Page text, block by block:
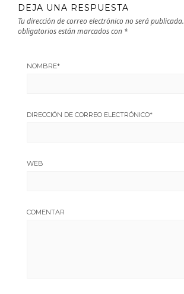
DEJA UNA RESPUESTA
Tu dirección de correo electrónico no será publicada.
obligatorios están marcados con *
NOMBRE*
DIRECCIÓN DE CORREO ELECTRÓNICO*
WEB
COMENTAR